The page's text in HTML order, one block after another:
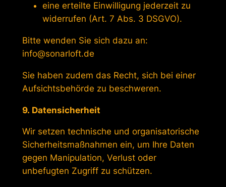
eine erteilte Einwilligung jederzeit zu
widerrufen (Art. 7 Abs. 3 DSGVO).
Bitte wenden Sie sich dazu an:
info@sonarloft.de
Sie haben zudem das Recht, sich bei einer
Aufsichtsbehörde zu beschweren.
9. Datensicherheit
Wir setzen technische und organisatorische
Sicherheitsmaßnahmen ein, um Ihre Daten
gegen Manipulation, Verlust oder
unbefugten Zugriff zu schützen.